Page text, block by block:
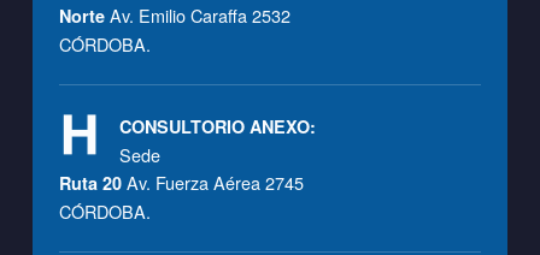
Norte Av. Emilio Caraffa 2532
CÓRDOBA.
CONSULTORIO ANEXO:
Sede
Ruta 20Av. Fuerza Aérea 2745
CÓRDOBA.